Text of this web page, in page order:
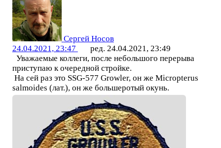
Сергей Носов
24.04.2021, 23:47
ред. 24.04.2021, 23:49
Уважаемые коллеги, после небольшого перерыва
приступаю к очередной стройке.
На сей раз это SSG-577 Growler, он же Micropterus
salmoides (лат.), он же большеротый окунь.